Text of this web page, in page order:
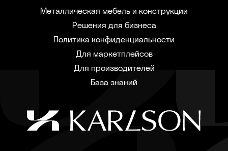
Металлическая мебель и конструкции
Решения для бизнеса
Политика конфиденциальности
Для маркетплейсов
Для производителей
База знаний